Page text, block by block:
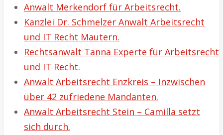
Anwalt Merkendorf für Arbeitsrecht.
Kanzlei Dr. Schmelzer Anwalt Arbeitsrecht
und IT Recht Mautern.
Rechtsanwalt Tanna Experte für Arbeitsrecht
und IT Recht.
Anwalt Arbeitsrecht Enzkreis – Inzwischen
über 42 zufriedene Mandanten.
Anwalt Arbeitsrecht Stein – Camilla setzt
sich durch.